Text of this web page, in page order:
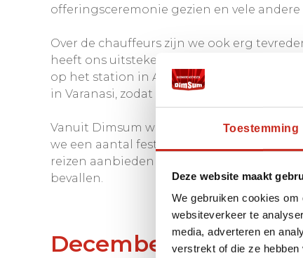
Toestemming
Deze website maakt
We gebruiken cookies
websiteverkeer te
media, adverteren en
verstrekt of die ze
offeringsceremonie gezien en vele
Over de chauffeurs zijn we ook erg
heeft ons uitstekend begeleid en mooie
op het station in Agra tot we op de trein
in Varanasi, zodat die wist wie we waren
Vanuit Dimsum was alles prima
we een aantal festivals mee konden
reizen aanbieden zitten voor ons nog
bevallen.
December, 2023